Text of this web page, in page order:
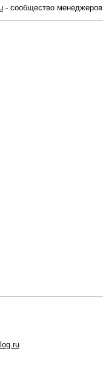
- сообщество менеджеров